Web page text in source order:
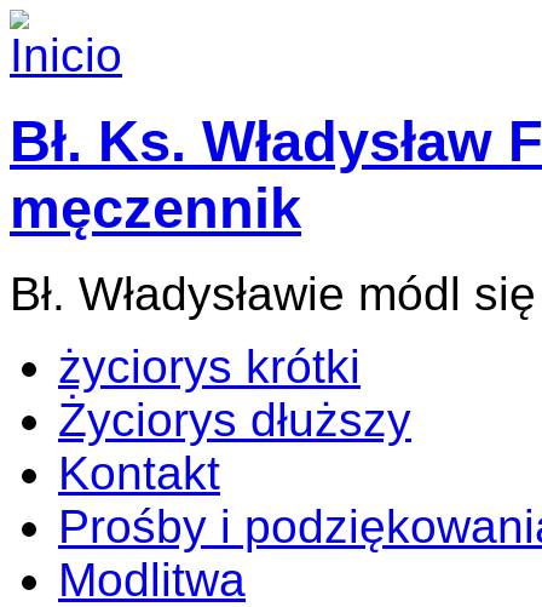
Bł. Ks. Władysław
męczennik
Bł. Władysławie módl
życiorys krótki
Życiorys dłuższy
Kontakt
Prośby i
Modlitwa